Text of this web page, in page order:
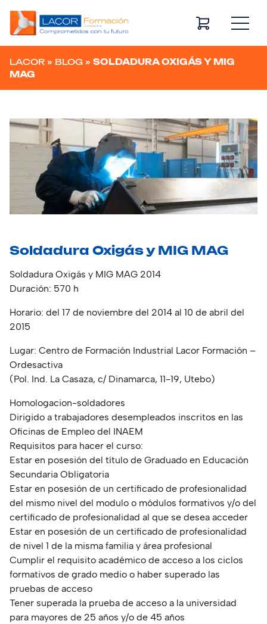
Navegación principal
LACOR » BLOG » SOLDADURA OXIGÁS Y MIG
MAG
Soldadura Oxigás y MIG MAG
Soldadura Oxigás y MIG MAG 2014
Duración: 570 h
Horario: del 17 de noviembre del 2014 al 10 de abril del
2015
Lugar: Centro de Formación Industrial Lacor Formación –
Ordesactiva
(Pol. Ind. La Casaza, c/ Dinamarca, 11-19, Utebo)
Homologacion-soldadores
Dirigido a trabajadores desempleados inscritos en las
Oficinas de Empleo del INAEM
Requisitos para hacer el curso:
Estar en posesión del título de Graduado en Educación
Secundaria Obligatoria
Estar en posesión de un certificado de profesionalidad
del mismo nivel del modulo o módulos formativos y/o del
certificado de profesionalidad al que se desea acceder
Estar en posesión de un certificado de profesionalidad
de nivel 1 de la misma familia y área profesional
Cumplir el requisito académico de acceso a los ciclos
formativos de grado medio o haber superado las
pruebas de acceso
Tener superada la prueba de acceso a la universidad
para mayores de 25 años y/o de 45 años